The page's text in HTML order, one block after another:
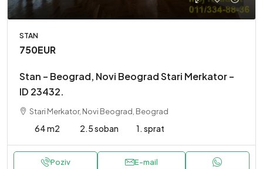
STAN
750EUR
Stan – Beograd, Novi Beograd Stari Merkator –
ID 23432.
Stari Merkator, Novi Beograd, Beograd
64 m2 2.5 soban 1. sprat
Poziv E-mail